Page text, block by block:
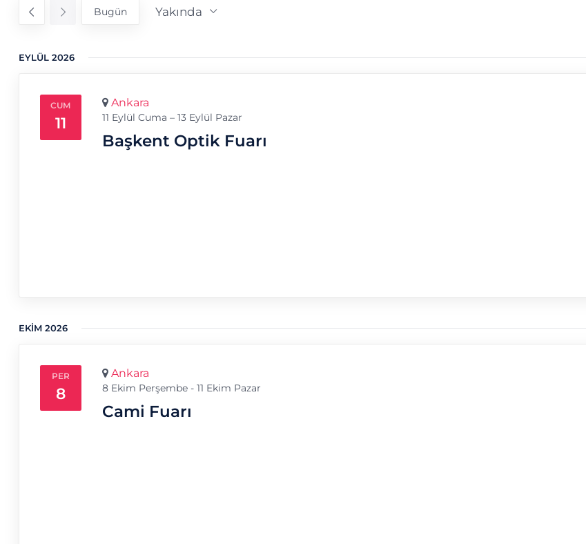
Bugün Yakında
EYLÜL 2026
CUM
11 11 Eylül Cuma – 13 Eylül Pazar
Başkent Optik Fuarı
Ankara
EKIM 2026
PER
8 8 Ekim Perşembe- 11 Ekim Pazar
Cami Fuarı
Ankara